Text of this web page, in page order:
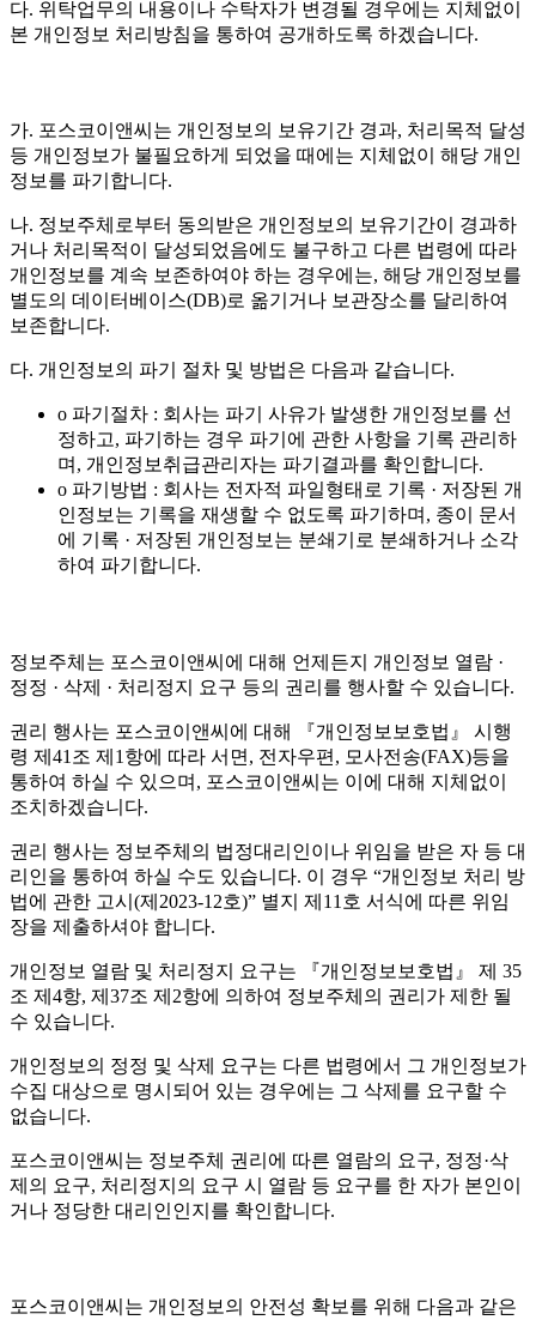
다. 위탁업무의 내용이나 수탁자가 변경될 경우에는 지체없이
본 개인정보 처리방침을 통하여 공개하도록 하겠습니다.
가. 포스코이앤씨는 개인정보의 보유기간 경과, 처리목적 달성
등 개인정보가 불필요하게 되었을 때에는 지체없이 해당 개인
정보를 파기합니다.
나. 정보주체로부터 동의받은 개인정보의 보유기간이 경과하
거나 처리목적이 달성되었음에도 불구하고 다른 법령에 따라
개인정보를 계속 보존하여야 하는 경우에는, 해당 개인정보를
별도의 데이터베이스(DB)로 옮기거나 보관장소를 달리하여
보존합니다.
다. 개인정보의 파기 절차 및 방법은 다음과 같습니다.
o 파기절차 : 회사는 파기 사유가 발생한 개인정보를 선
정하고, 파기하는 경우 파기에 관한 사항을 기록 관리하
며, 개인정보취급관리자는 파기결과를 확인합니다.
o 파기방법 : 회사는 전자적 파일형태로 기록 · 저장된 개
인정보는 기록을 재생할 수 없도록 파기하며, 종이 문서
에 기록 · 저장된 개인정보는 분쇄기로 분쇄하거나 소각
하여 파기합니다.
정보주체는 포스코이앤씨에 대해 언제든지 개인정보 열람 ·
정정 · 삭제 · 처리정지 요구 등의 권리를 행사할 수 있습니다.
권리 행사는 포스코이앤씨에 대해 『개인정보보호법』 시행
령 제41조 제1항에 따라 서면, 전자우편, 모사전송(FAX)등을
통하여 하실 수 있으며, 포스코이앤씨는 이에 대해 지체없이
조치하겠습니다.
권리 행사는 정보주체의 법정대리인이나 위임을 받은 자 등 대
리인을 통하여 하실 수도 있습니다. 이 경우 “개인정보 처리 방
법에 관한 고시(제2023-12호)” 별지 제11호 서식에 따른 위임
장을 제출하셔야 합니다.
개인정보 열람 및 처리정지 요구는 『개인정보보호법』 제 35
조 제4항, 제37조 제2항에 의하여 정보주체의 권리가 제한 될
수 있습니다.
개인정보의 정정 및 삭제 요구는 다른 법령에서 그 개인정보가
수집 대상으로 명시되어 있는 경우에는 그 삭제를 요구할 수
없습니다.
포스코이앤씨는 정보주체 권리에 따른 열람의 요구, 정정·삭
제의 요구, 처리정지의 요구 시 열람 등 요구를 한 자가 본인이
거나 정당한 대리인인지를 확인합니다.
포스코이앤씨는 개인정보의 안전성 확보를 위해 다음과 같은